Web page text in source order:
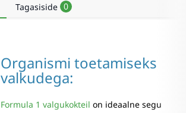
Tagasiside 0
Organismi toetamiseks
valkudega:
Formula 1 valgukokteil on ideaalne segu